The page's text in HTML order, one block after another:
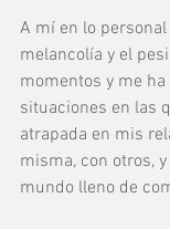
A mí en lo
melancolía y el
momentos y me
situaciones en las
atrapada en mis
misma, con otros,
mundo lleno de